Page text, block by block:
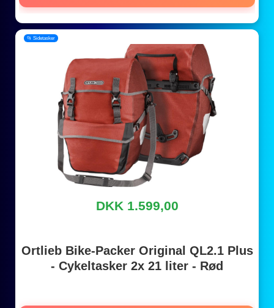
📂 Sidetasker
DKK 1.599,00
Ortlieb Bike-Packer Original QL2.1 Plus
- Cykeltasker 2x 21 liter - Rød